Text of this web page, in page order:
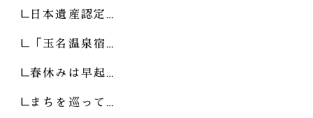
日本遺産認定…
「玉名温泉宿…
春休みは早起…
まちを巡って…